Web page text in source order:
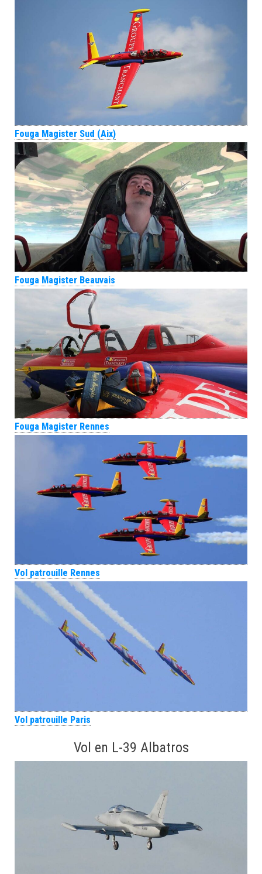
Fouga Magister Sud (Aix)
Fouga Magister Beauvais
Fouga Magister Rennes
Vol patrouille Rennes
Vol patrouille Paris
Vol en L-39 Albatros